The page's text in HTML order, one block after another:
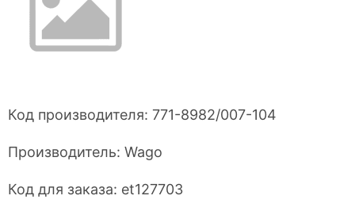
Код производителя: 771-8982/007-104
Производитель: Wago
Код для заказа: et127703